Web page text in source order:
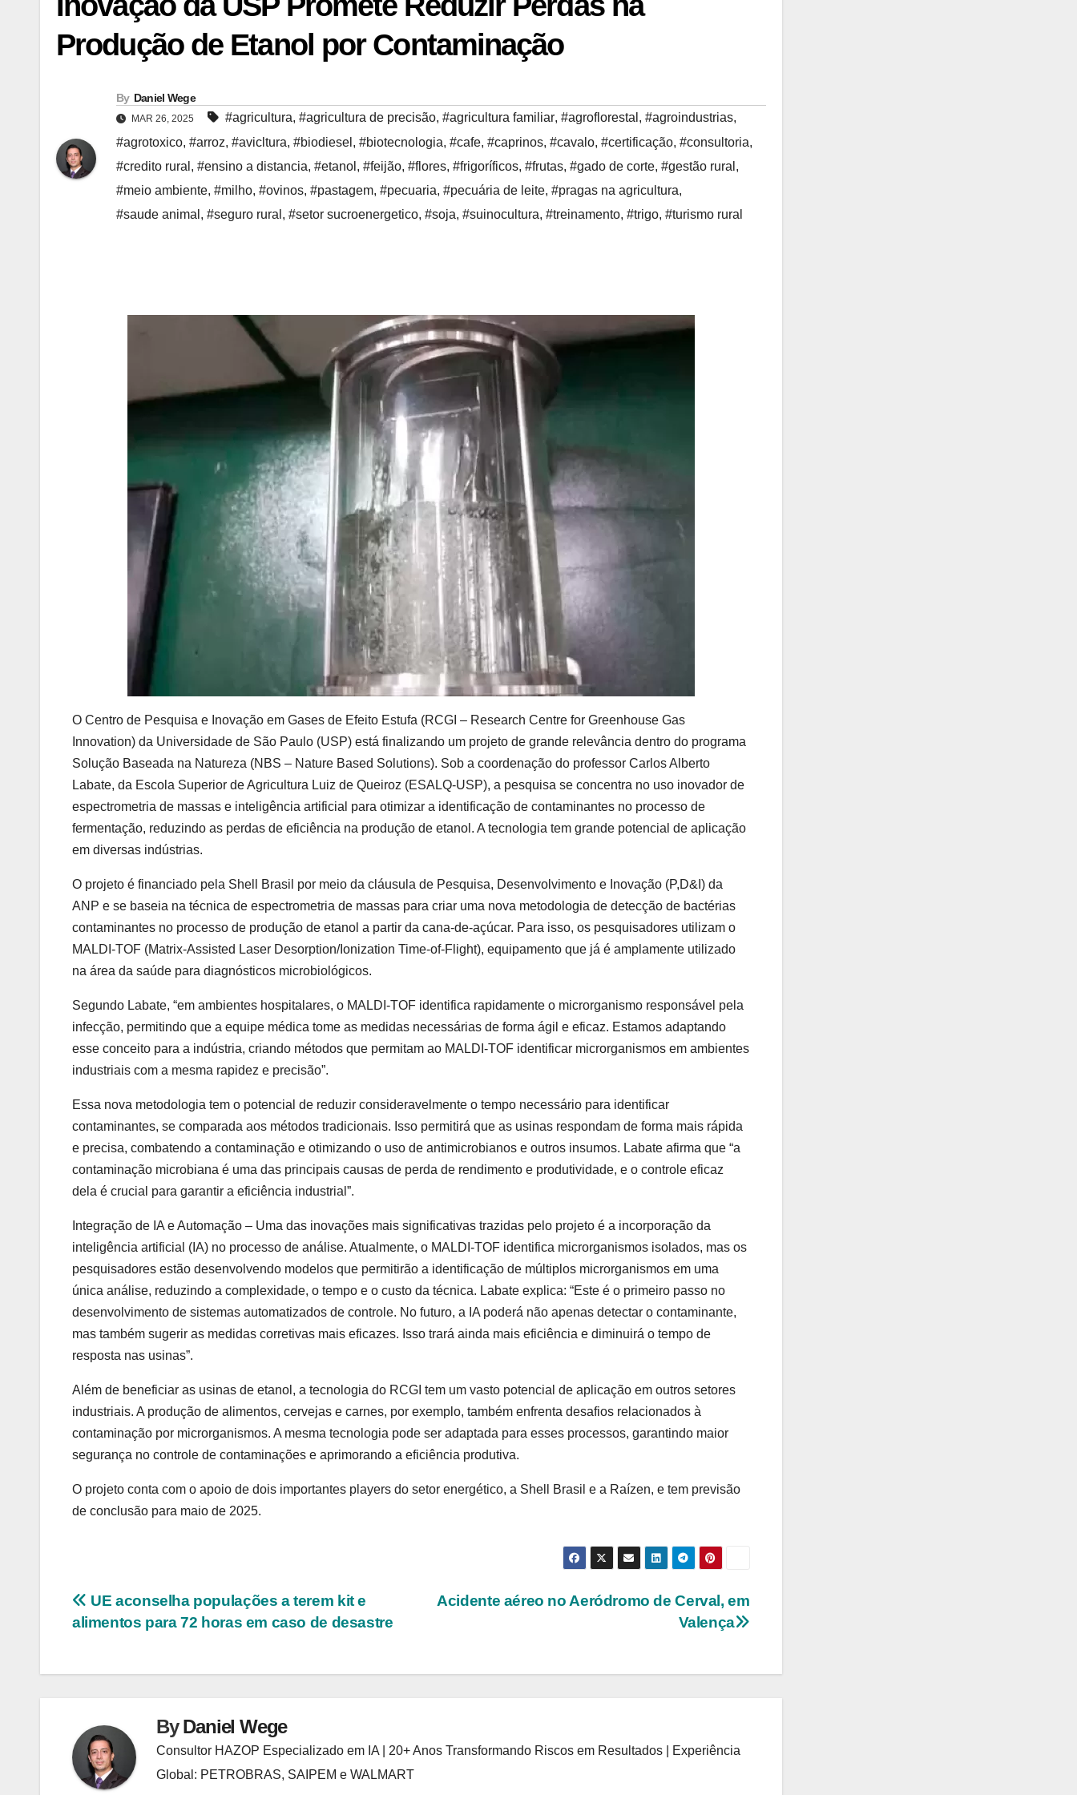
Produção de Etanol por Contaminação
By Daniel Wege
MAR 26, 2025 #agricultura, #agricultura de precisão, #agricultura familiar, #agroflorestal , #agroindustrias,
#agrotoxico, #arroz, #avicltura, #biodiesel , #biotecnologia, #cafe, #caprinos, #cavalo, #certificação, #consultoria,
#credito rural , #ensino a distancia, #etanol , #feijão, #flores, #frigoríficos, #frutas, #gado de corte, #gestão rural ,
#meio ambiente, #milho, #ovinos, #pastagem, #pecuaria, #pecuária de leite, #pragas na agricultura,
#saude animal , #seguro rural , #setor sucroenergetico, #soja, #suinocultura, #treinamento, #trigo, #turismo rural
O Centro de Pesquisa e Inovação em Gases de Efeito Estufa (RCGI – Research Centre for Greenhouse Gas
Innovation) da Universidade de São Paulo (USP) está finalizando um projeto de grande relevância dentro do programa
Solução Baseada na Natureza (NBS – Nature Based Solutions). Sob a coordenação do professor Carlos Alberto
Labate, da Escola Superior de Agricultura Luiz de Queiroz (ESALQ-USP), a pesquisa se concentra no uso inovador de
espectrometria de massas e inteligência artificial para otimizar a identificação de contaminantes no processo de
fermentação, reduzindo as perdas de eficiência na produção de etanol. A tecnologia tem grande potencial de aplicação
em diversas indústrias.
O projeto é financiado pela Shell Brasil por meio da cláusula de Pesquisa, Desenvolvimento e Inovação (P,D&I) da
ANP e se baseia na técnica de espectrometria de massas para criar uma nova metodologia de detecção de bactérias
contaminantes no processo de produção de etanol a partir da cana-de-açúcar. Para isso, os pesquisadores utilizam o
MALDI-TOF (Matrix-Assisted Laser Desorption/Ionization Time-of-Flight), equipamento que já é amplamente utilizado
na área da saúde para diagnósticos microbiológicos.
Segundo Labate, “em ambientes hospitalares, o MALDI-TOF identifica rapidamente o microrganismo responsável pela
infecção, permitindo que a equipe médica tome as medidas necessárias de forma ágil e eficaz. Estamos adaptando
esse conceito para a indústria, criando métodos que permitam ao MALDI-TOF identificar microrganismos em ambientes
industriais com a mesma rapidez e precisão”.
Essa nova metodologia tem o potencial de reduzir consideravelmente o tempo necessário para identificar
contaminantes, se comparada aos métodos tradicionais. Isso permitirá que as usinas respondam de forma mais rápida
e precisa, combatendo a contaminação e otimizando o uso de antimicrobianos e outros insumos. Labate afirma que “a
contaminação microbiana é uma das principais causas de perda de rendimento e produtividade, e o controle eficaz
dela é crucial para garantir a eficiência industrial”.
Integração de IA e Automação – Uma das inovações mais significativas trazidas pelo projeto é a incorporação da
inteligência artificial (IA) no processo de análise. Atualmente, o MALDI-TOF identifica microrganismos isolados, mas os
pesquisadores estão desenvolvendo modelos que permitirão a identificação de múltiplos microrganismos em uma
única análise, reduzindo a complexidade, o tempo e o custo da técnica. Labate explica: “Este é o primeiro passo no
desenvolvimento de sistemas automatizados de controle. No futuro, a IA poderá não apenas detectar o contaminante,
mas também sugerir as medidas corretivas mais eficazes. Isso trará ainda mais eficiência e diminuirá o tempo de
resposta nas usinas”.
Além de beneficiar as usinas de etanol, a tecnologia do RCGI tem um vasto potencial de aplicação em outros setores
industriais. A produção de alimentos, cervejas e carnes, por exemplo, também enfrenta desafios relacionados à
contaminação por microrganismos. A mesma tecnologia pode ser adaptada para esses processos, garantindo maior
segurança no controle de contaminações e aprimorando a eficiência produtiva.
O projeto conta com o apoio de dois importantes players do setor energético, a Shell Brasil e a Raízen, e tem previsão
de conclusão para maio de 2025.
Navegação
Post
Acidente aéreo no Aeródromo de Cerval, em
Valença
UE aconselha populações a terem kit e
alimentos para 72 horas em caso de desastre
ByDaniel Wege
Consultor HAZOP Especializado em IA | 20+ Anos Transformando Riscos em Resultados | Experiência
Global: PETROBRAS, SAIPEM e WALMART